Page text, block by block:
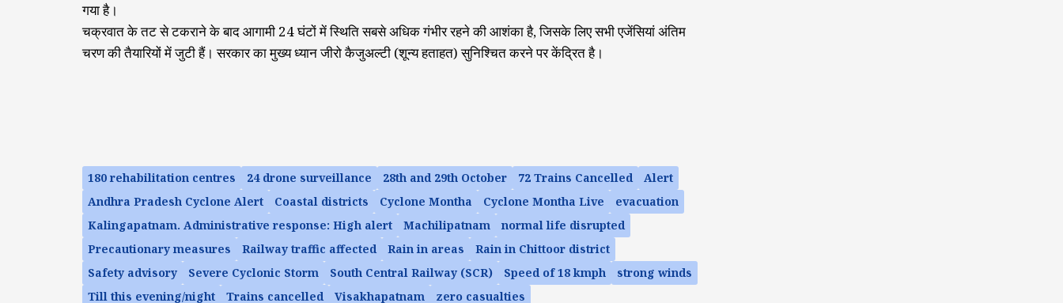
गया है।
चक्रवात के तट से टकराने के बाद आगामी 24 घंटों में स्थिति सबसे अधिक गंभीर रहने की आशंका है, जिसके लिए सभी एजेंसियां अंतिम
चरण की तैयारियों में जुटी हैं। सरकार का मुख्य ध्यान जीरो कैजुअल्टी (शून्य हताहत) सुनिश्चित करने पर केंद्रित है।
180 rehabilitation centres 24 drone surveillance 28th and 29th October 72 Trains Cancelled
Alert
Andhra Pradesh Cyclone Alert
Coastal districts Cyclone Montha Cyclone Montha Live
evacuation
Kalingapatnam. Administrative response: High alert
Machilipatnam
normal life disrupted
Precautionary measures
Railway traffic affected Rain in areas
Rain in Chittoor district
Safety advisory
Severe Cyclonic Storm South Central Railway (SCR) Speed ​​of 18 kmph
strong winds
Till this evening/night
Trains cancelled Visakhapatnam zero casualties